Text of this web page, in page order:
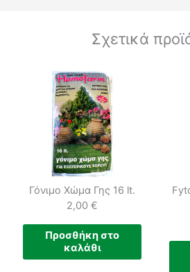
Σχετικά
Γόνιμο Χώμα Γης 16 lt.
2,00€
Προσθήκη στο
καλάθι